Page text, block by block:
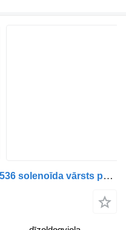
Atego (01.98.–12.04.) 0049978536 solenoīda vārsts paredzēts Mercedes-Benz Atego, Atego 2, Atego 3 (1996-) kravas automašīnas